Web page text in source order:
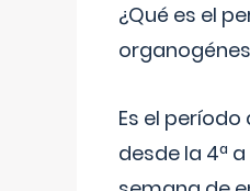
¿Qué es el
Es el período
desde la 4ª a